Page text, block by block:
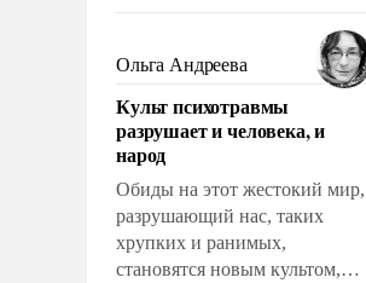
сложна и амбициозна. Однако
и ее реализация радикально
поднимет наши боевые
возможности.
Ольга Андреева
Культ психотравмы
разрушает и человека, и
народ
Обиды на этот жестокий мир,
разрушающий нас, таких
хрупких и ранимых,
становятся новым культом,